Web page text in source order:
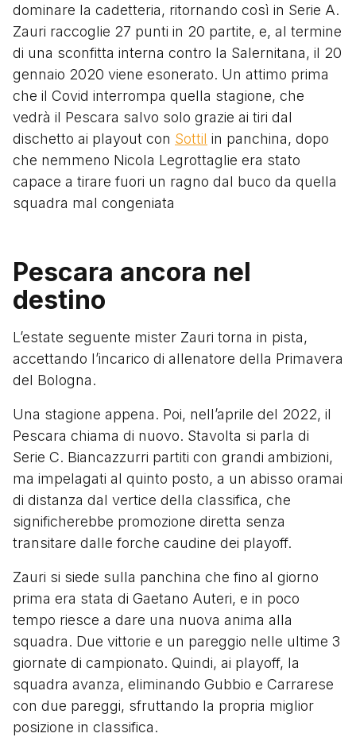
dominare la cadetteria, ritornando così in Serie A.
Zauri raccoglie 27 punti in 20 partite, e, al termine
di una sconfitta interna contro la Salernitana, il 20
gennaio 2020 viene esonerato. Un attimo prima
che il Covid interrompa quella stagione, che
vedrà il Pescara salvo solo grazie ai tiri dal
dischetto ai playout con Sottil in panchina, dopo
che nemmeno Nicola Legrottaglie era stato
capace a tirare fuori un ragno dal buco da quella
squadra mal congeniata
Pescara ancora nel
destino
L’estate seguente mister Zauri torna in pista,
accettando l’incarico di allenatore della Primavera
del Bologna.
Una stagione appena. Poi, nell’aprile del 2022, il
Pescara chiama di nuovo. Stavolta si parla di
Serie C. Biancazzurri partiti con grandi ambizioni,
ma impelagati al quinto posto, a un abisso oramai
di distanza dal vertice della classifica, che
significherebbe promozione diretta senza
transitare dalle forche caudine dei playoff.
Zauri si siede sulla panchina che fino al giorno
prima era stata di Gaetano Auteri, e in poco
tempo riesce a dare una nuova anima alla
squadra. Due vittorie e un pareggio nelle ultime 3
giornate di campionato. Quindi, ai playoff, la
squadra avanza, eliminando Gubbio e Carrarese
con due pareggi, sfruttando la propria miglior
posizione in classifica.